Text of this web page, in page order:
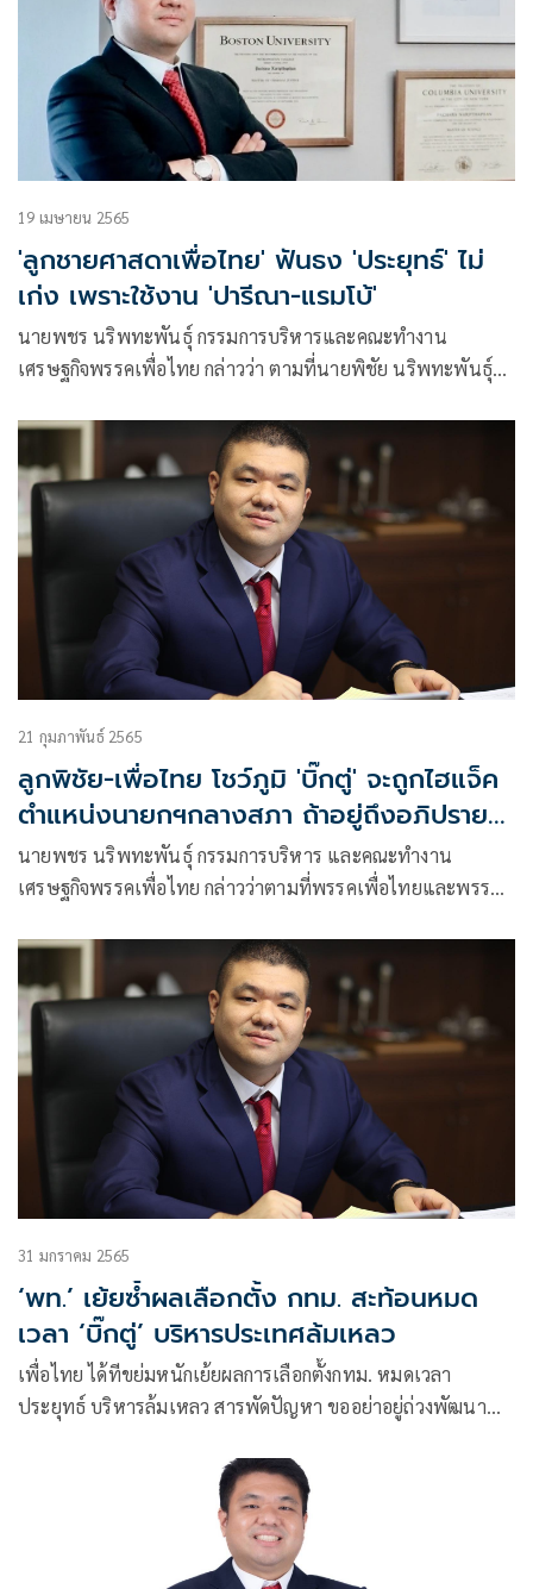
19 เมษายน 2565
'ลูกชายศาสดาเพื่อไทย' ฟันธง 'ประยุทธ์' ไม่
เก่ง เพราะใช้งาน 'ปารีณา-แรมโบ้'
นายพชร นริพทะพันธุ์ กรรมการบริหารและคณะทำงาน
เศรษฐกิจพรรคเพื่อไทย กล่าวว่า ตามที่นายพิชัย นริพทะพันธุ์
เตือนพล.อ.ประยุทธ์ จันทร์โอชา นายกรัฐมนตรีและหัวหน้าทีม
เศรษฐกิจ
21 กุมภาพันธ์ 2565
ลูกพิชัย-เพื่อไทย โชว์ภูมิ 'บิ๊กตู่' จะถูกไฮแจ็ค
ตำแหน่งนายกฯกลางสภา ถ้าอยู่ถึงอภิปราย
ม. 151
นายพชร นริพทะพันธุ์ กรรมการบริหาร และคณะทำงาน
เศรษฐกิจพรรคเพื่อไทย กล่าวว่าตามที่พรรคเพื่อไทยและพรรค
ประยุทธ์ กลับตอบในสภาไม่
31 มกราคม 2565
‘พท.’ เย้ยซ้ำผลเลือกตั้ง กทม. สะท้อนหมด
เวลา ‘บิ๊กตู่’ บริหารประเทศล้มเหลว
เพื่อไทย ได้ทีขย่มหนักเย้ยผลการเลือกตั้งกทม. หมดเวลา
ประยุทธ์ บริหารล้มเหลว สารพัดปัญหา ขออย่าอยู่ถ่วงพัฒนา